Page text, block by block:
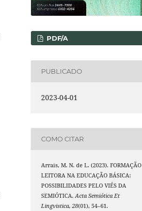
PDF/A
PUBLICADO
2023-04-01
COMO CITAR
Arrais, M. N. de L. (2023). FORMAÇÃO
LEITORA NA EDUCAÇÃO BÁSICA:
POSSIBILIDADES PELO VIÉS DA
SEMIÓTICA.Acta Semiótica Et
Lingvistica,28(01), 54–61.